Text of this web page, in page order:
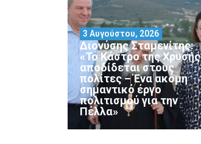
Διονύσης Σταμενίτης:
«Το Κάστρο της Χρυσής
αποδίδεται στους
πολίτες – Ένα ακόμη
σημαντικό έργο
πολιτισμού για την
Πέλλα»
3 Αυγούστου, 2026